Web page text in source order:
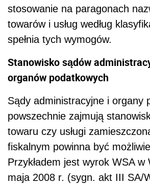
stosowanie na paragonach
towarów i usług według
spełnia tych wymogów.
Stanowisko sądów
organów podatkowych
Sądy administracyjne i organy
powszechnie zajmują
towaru czy usługi
fiskalnym powinna być
Przykładem jest wyrok WSA w
maja 2008 r. (sygn. akt III SA/